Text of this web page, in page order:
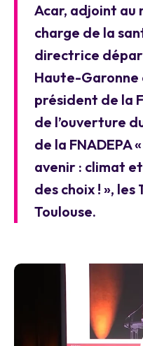
Acar, adjoint au
charge de la
directrice
Haute-Garonne
président de la
de l’ouverture
de la FNADEPA
avenir : climat
des choix ! », les
Toulouse.